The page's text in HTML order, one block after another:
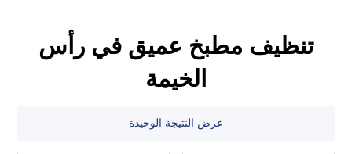
تنظيف مطبخ عميق في رأس
الخيمة
عرض النتيجة الوحيدة